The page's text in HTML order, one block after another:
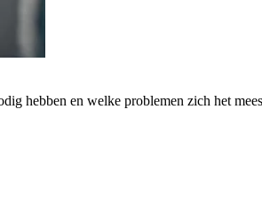
hebben en welke problemen zich het